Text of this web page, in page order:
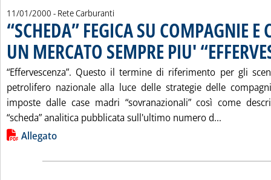
11/01/2000 - Rete Carburanti
“SCHEDA” FEGICA SU COMPAGNIE E
UN MERCATO SEMPRE PIU'
“Effervescenza”. Questo il termine di riferimento per gli
petrolifero nazionale alla luce delle strategie delle
imposte dalle case madri “sovranazionali” così come
“scheda” analitica pubblicata sull'ultimo numero d...
Lista allegati PDF alla notizia
Allegato